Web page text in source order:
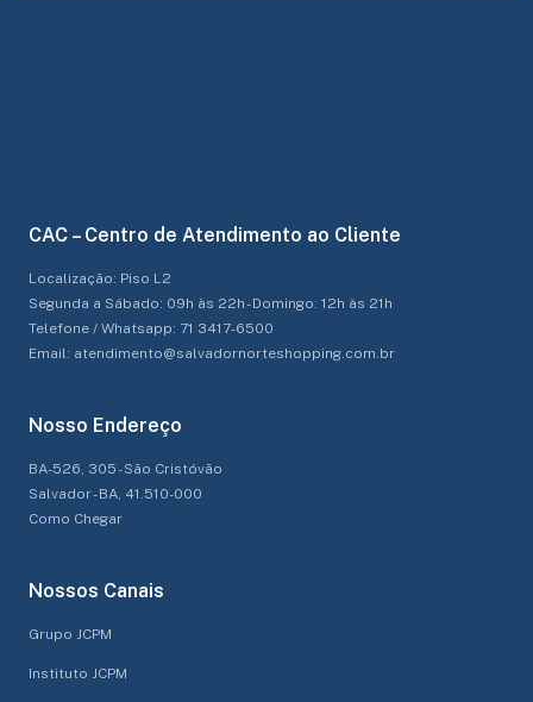
CAC – Centro de Atendimento ao Cliente
Localização: Piso L2
Segunda a Sábado: 09h às 22h - Domingo: 12h às 21h
Telefone / Whatsapp: 71 3417-6500
Email: atendimento@salvadornorteshopping.com.br
Nosso Endereço
BA-526, 305 - São Cristóvão
Salvador - BA, 41.510-000
Como Chegar
Nossos Canais
Grupo JCPM
Instituto JCPM